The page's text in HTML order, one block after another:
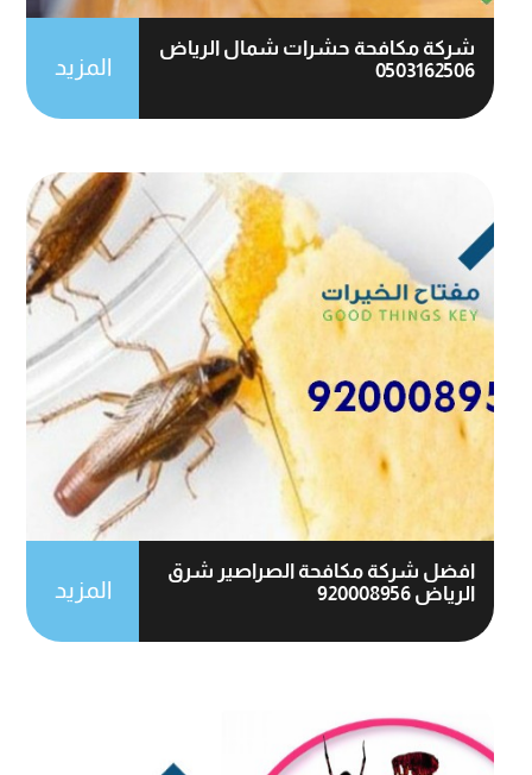
شركة مكافحة حشرات شمال الرياض
0503162506
المزيد
افضل شركة مكافحة الصراصير شرق
الرياض 920008956
المزيد